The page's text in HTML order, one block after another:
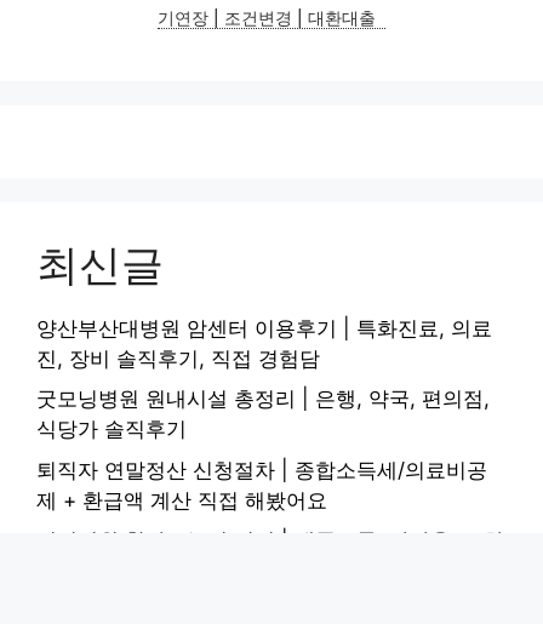
기연장 | 조건변경 | 대환대출
최신글
양산부산대병원 암센터 이용후기 | 특화진료, 의료
진, 장비 솔직후기, 직접 경험담
굿모닝병원 원내시설 총정리 | 은행, 약국, 편의점,
식당가 솔직후기
퇴직자 연말정산 신청절차 | 종합소득세/의료비공
제 + 환급액 계산 직접 해봤어요
명지병원 찾아오는길 정리 | 대중교통, 자가용, 주차